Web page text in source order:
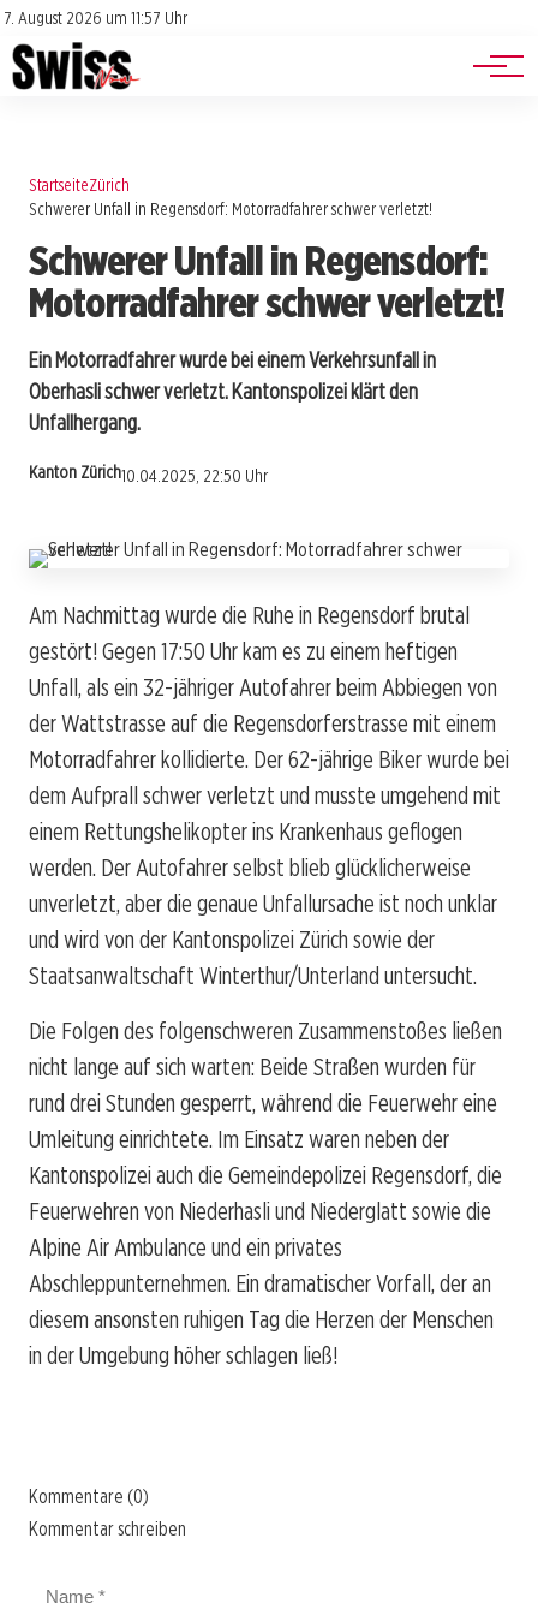
7. August 2026 um 11:57 Uhr
Impressum
Datenschutz
Jobs
Events
StartseiteZürich
Schwerer Unfall in Regensdorf: Motorradfahrer schwer verletzt!
Schwerer Unfall in Regensdorf:
Motorradfahrer schwer verletzt!
Ein Motorradfahrer wurde bei einem Verkehrsunfall in
Oberhasli schwer verletzt. Kantonspolizei klärt den
Unfallhergang.
Kanton Zürich10.04.2025, 22:50 Uhr
Am Nachmittag wurde die Ruhe in Regensdorf brutal
gestört! Gegen 17:50 Uhr kam es zu einem heftigen
Unfall, als ein 32-jähriger Autofahrer beim Abbiegen von
der Wattstrasse auf die Regensdorferstrasse mit einem
Motorradfahrer kollidierte. Der 62-jährige Biker wurde bei
dem Aufprall schwer verletzt und musste umgehend mit
einem Rettungshelikopter ins Krankenhaus geflogen
werden. Der Autofahrer selbst blieb glücklicherweise
unverletzt, aber die genaue Unfallursache ist noch unklar
und wird von der Kantonspolizei Zürich sowie der
Staatsanwaltschaft Winterthur/Unterland untersucht.
Die Folgen des folgenschweren Zusammenstoßes ließen
nicht lange auf sich warten: Beide Straßen wurden für
rund drei Stunden gesperrt, während die Feuerwehr eine
Umleitung einrichtete. Im Einsatz waren neben der
Kantonspolizei auch die Gemeindepolizei Regensdorf, die
Feuerwehren von Niederhasli und Niederglatt sowie die
Alpine Air Ambulance und ein privates
Abschleppunternehmen. Ein dramatischer Vorfall, der an
diesem ansonsten ruhigen Tag die Herzen der Menschen
in der Umgebung höher schlagen ließ!
Kommentare (0)
Kommentar schreiben